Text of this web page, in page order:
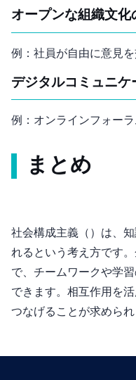
オープンな組織文化
例：社員が自由に意見
デジタルコミュニケ
例：オンラインフォー
まとめ
社会構成主義（Social
れるという考え方です
で、チームワークや学
できます。相互作用を
つなげることが求められ